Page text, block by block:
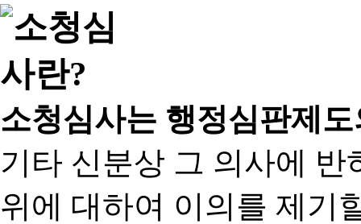
소청심사는 행정심판제
기타 신분상 그 의사에
위에 대하여 이의를 제기